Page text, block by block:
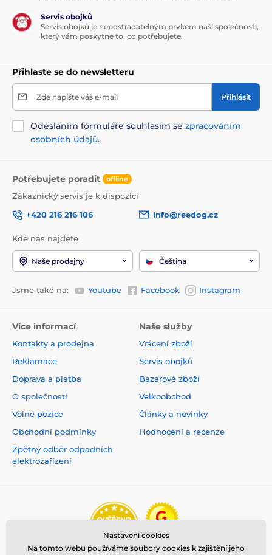
Servis obojků
Servis obojků je nepostradatelným prvkem naší společnosti,
který vám poskytne to, co potřebujete.
Přihlaste se do newsletteru
Zde napište váš e-mail Přihlásit
Odesláním formuláře souhlasím se zpracováním
osobních údajů.
Potřebujete poradit offline
Zákaznický servis je k dispozici
+420 216 216 106
info@reedog.cz
Kde nás najdete
Naše prodejny Čeština
Jsme také na: Youtube Facebook Instagram
Více informací
Kontakty a prodejna
Reklamace
Doprava a platba
O společnosti
Volné pozice
Obchodní podmínky
Zpětný odběr odpadních
elektrozařízení
Naše služby
Vrácení zboží
Servis obojků
Bazarové zboží
Velkoobchod
Články a novinky
Hodnocení a recenze
Nastavení cookies
Na tomto webu používáme soubory cookies k zajištění jeho